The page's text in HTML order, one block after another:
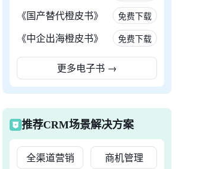
《国产替代橙皮书》 免费下载
《中企出海橙皮书》 免费下载
更多电子书 →
推荐CRM场景解决方案
全渠道营销 商机管理